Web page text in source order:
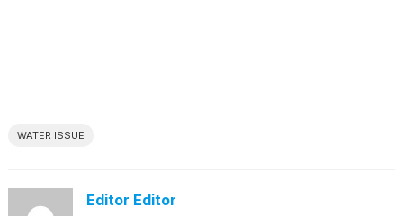
WATER ISSUE
Editor Editor